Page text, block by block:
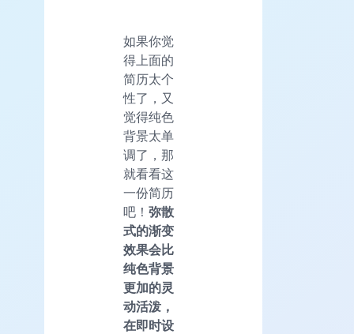
如果你觉
得上面的
简历太个
性了，又
觉得纯色
背景太单
调了，那
就看看这
一份简历
吧！ 弥散
式的渐变
效果会比
纯色背景
更加的灵
动活泼，
在即时设